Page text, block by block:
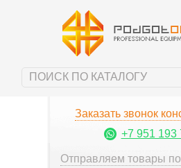
Заказать звонок
+7 951 193
Отправляем товары